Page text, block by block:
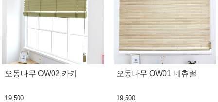
오동나무 OW02 카키
19,500
오동나무 OW01 네츄럴
19,500